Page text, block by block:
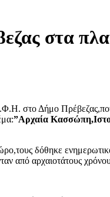
στα
στο Δήμο Πρέβεζας,που
”Αρχαία
δόθηκε
από αρχαιοτάτους